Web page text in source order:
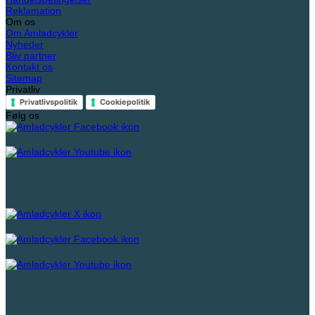
Reklamation
Om os
Om Amladcykler
Nyheder
Bliv partner
Kontakt os
Sitemap
Privatliv
Privatlivspolitik Cookiepolitik
Følg os